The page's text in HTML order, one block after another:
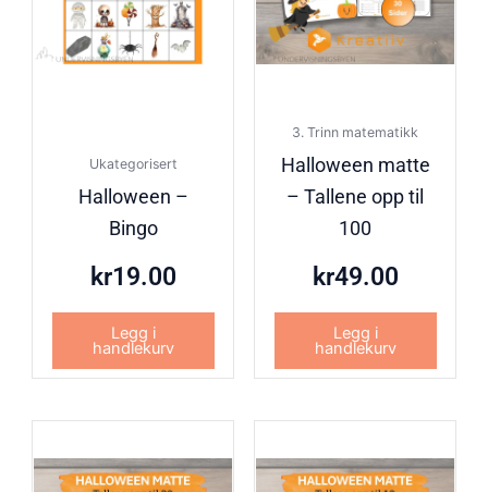
Ukategorisert
Halloween –
Bingo
kr19.00
Legg i
handlekurv
3. Trinn matematikk
Halloween matte
– Tallene opp til
100
kr49.00
Legg i
handlekurv